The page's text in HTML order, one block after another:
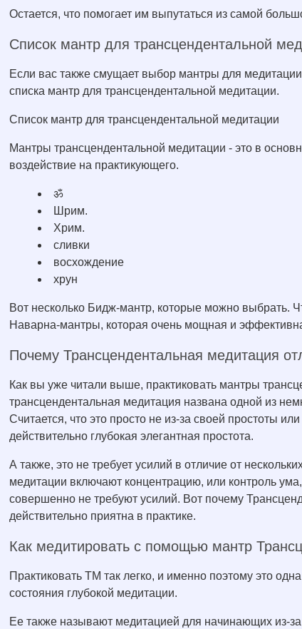
Остается, что помогает им выпутаться из самой
Список мантр для трансцендентальной
Если вас также смущает выбор мантры для
списка мантр для трансцендентальной медитации.
Список мантр для трансцендентальной медитации
Мантры трансцендентальной медитации - это в
воздействие на практикующего.
ॐ
Шрим.
Хрим.
сливки
восхождение
хрун
Вот несколько Бидж-мантр, которые можно выбрать.
Наварна-мантры, которая очень мощная и
Почему Трансцендентальная медитация
Как вы уже читали выше, практиковать мантры
трансцендентальная медитация названа одной из
Считается, что это просто не из-за своей простоты
действительно глубокая элегантная простота.
А также, это не требует усилий в отличие от
медитации включают концентрацию, или контроль
совершенно не требуют усилий. Вот почему
действительно приятна в практике.
Как медитировать с помощью мантр
Практиковать ТМ так легко, и именно поэтому это
состояния глубокой медитации.
Ее также называют медитацией для начинающих из-за